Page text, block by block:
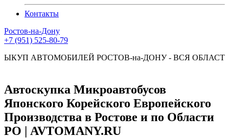
Контакты
Ростов-на-Дону
+7 (951) 525-80-79
РОСТОВ-на-ДОНУ - ВСЯ ОБЛАСТЬ
Автоскупка Микроавтобусов
Японского Корейского Европейского
Производства в Ростове и по Области
РО | AVTOMANY.RU